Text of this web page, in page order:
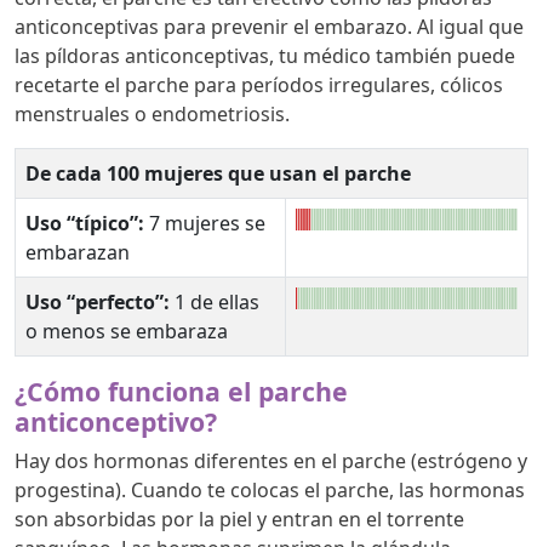
anticonceptivas para prevenir el embarazo. Al igual que
las píldoras anticonceptivas, tu médico también puede
recetarte el parche para períodos irregulares, cólicos
menstruales o endometriosis.
De cada 100 mujeres que usan el parche
Uso “típico”: 7 mujeres se
embarazan
Uso “perfecto”: 1 de ellas
o menos se embaraza
¿Cómo funciona el parche
anticonceptivo?
Hay dos hormonas diferentes en el parche (estrógeno y
progestina). Cuando te colocas el parche, las hormonas
son absorbidas por la piel y entran en el torrente